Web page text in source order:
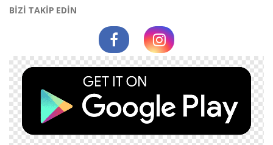
BİZİ TAKİP EDİN